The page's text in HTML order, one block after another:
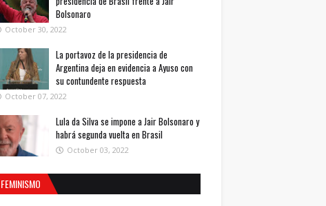
Bolsonaro
October 30, 2022
La portavoz de la presidencia de
Argentina deja en evidencia a Ayuso con
su contundente respuesta
October 07, 2022
Lula da Silva se impone a Jair Bolsonaro y
habrá segunda vuelta en Brasil
October 03, 2022
FEMINISMO